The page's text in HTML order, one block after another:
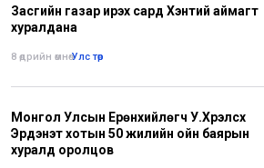
Засгийн газар ирэх сард Хэнтий аймагт
хуралдана
8 өдрийн өмнө•Улс төр
Монгол Улсын Ерөнхийлөгч У.Хүрэлсүх
Эрдэнэт хотын 50 жилийн ойн баярын
хуралд оролцов